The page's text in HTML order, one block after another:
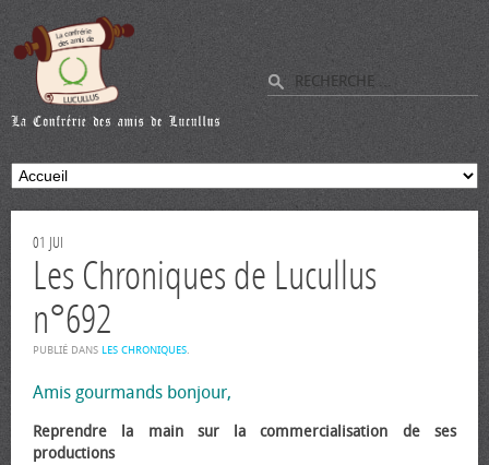
01 JUI
Les Chroniques de Lucullus
n°692
PUBLIÉ DANS LES CHRONIQUES.
Amis gourmands bonjour,
Reprendre la main sur la commercialisation de ses
productions